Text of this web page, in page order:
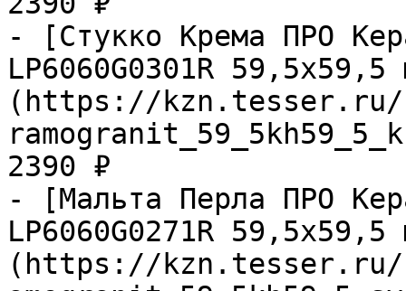
- [Стукко Крема ПРО
LP6060G0301R
(https://kzn.tesser.ru/
2390 ₽
- [Мальта Перла ПРО
LP6060G0271R
(https://kzn.tesser.ru/